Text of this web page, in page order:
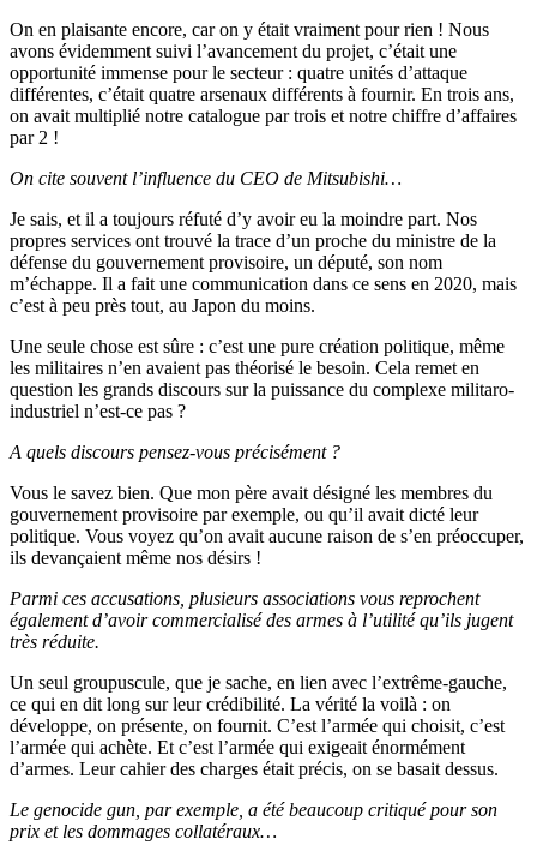
On en plaisante encore, car on y était vraiment pour rien ! Nous
avons évidemment suivi l’avancement du projet, c’était une
opportunité immense pour le secteur : quatre unités d’attaque
différentes, c’était quatre arsenaux différents à fournir. En trois ans,
on avait multiplié notre catalogue par trois et notre chiffre d’affaires
par 2 !
On cite souvent l’influence du CEO de Mitsubishi…
Je sais, et il a toujours réfuté d’y avoir eu la moindre part. Nos
propres services ont trouvé la trace d’un proche du ministre de la
défense du gouvernement provisoire, un député, son nom
m’échappe. Il a fait une communication dans ce sens en 2020, mais
c’est à peu près tout, au Japon du moins.
Une seule chose est sûre : c’est une pure création politique, même
les militaires n’en avaient pas théorisé le besoin. Cela remet en
question les grands discours sur la puissance du complexe militaro-
industriel n’est-ce pas ?
A quels discours pensez-vous précisément ?
Vous le savez bien. Que mon père avait désigné les membres du
gouvernement provisoire par exemple, ou qu’il avait dicté leur
politique. Vous voyez qu’on avait aucune raison de s’en préoccuper,
ils devançaient même nos désirs !
Parmi ces accusations, plusieurs associations vous reprochent
également d’avoir commercialisé des armes à l’utilité qu’ils jugent
très réduite.
Un seul groupuscule, que je sache, en lien avec l’extrême-gauche,
ce qui en dit long sur leur crédibilité. La vérité la voilà : on
développe, on présente, on fournit. C’est l’armée qui choisit, c’est
l’armée qui achète. Et c’est l’armée qui exigeait énormément
d’armes. Leur cahier des charges était précis, on se basait dessus.
Le genocide gun, par exemple, a été beaucoup critiqué pour son
prix et les dommages collatéraux…